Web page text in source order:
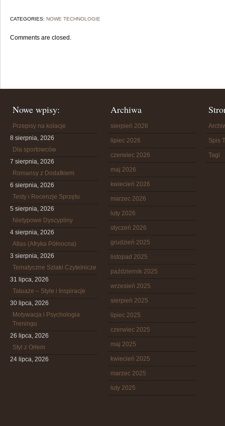
CATEGORIES: NOWE TECHNOLOGIE
Comments are closed.
Nowe wpisy:
Przepisy na kolacje
8 sierpnia, 2026
Dla sportowców
7 sierpnia, 2026
Romansy z Dodatkiem
6 sierpnia, 2026
Testy i Recenzje Sprzętu
5 sierpnia, 2026
Nietypowe Dyscypliny
4 sierpnia, 2026
Atlas (Afryka Północna)
3 sierpnia, 2026
Tematyczne Szlaki Czytelnicze
31 lipca, 2026
Tatuaże – Style i Inspiracje
30 lipca, 2026
Motywacja i Psychologia
Treningu
26 lipca, 2026
Styl z Orłem
24 lipca, 2026
Archiwa
sierpień 2026
lipiec 2026
czerwiec 2026
maj 2026
kwiecień 2026
marzec 2026
luty 2026
styczeń 2026
grudzień 2025
listopad 2025
październik 2025
wrzesień 2025
sierpień 2025
lipiec 2025
czerwiec 2025
maj 2025
kwiecień 2025
marzec 2025
luty 2025
Spis
Tagi